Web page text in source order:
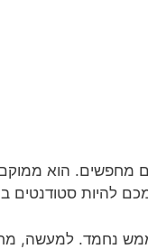
הוא ממוקם
ממש נחמד. למעשה,